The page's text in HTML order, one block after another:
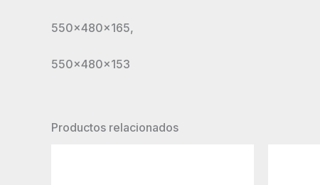
550x480x165,
550x480x153
Productos relacionados